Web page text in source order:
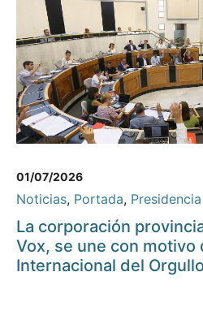
01/07/2026
Noticias, Portada, Presidencia
La corporación
Vox, se une con motivo
Internacional del